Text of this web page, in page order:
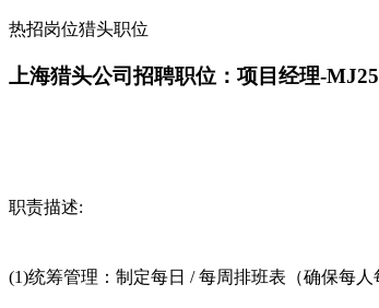
热招岗位猎头职位
上海猎头公司招聘职位：项目经理-
职责描述:
(1)统筹管理：制定每日 / 每周排班表（确保每